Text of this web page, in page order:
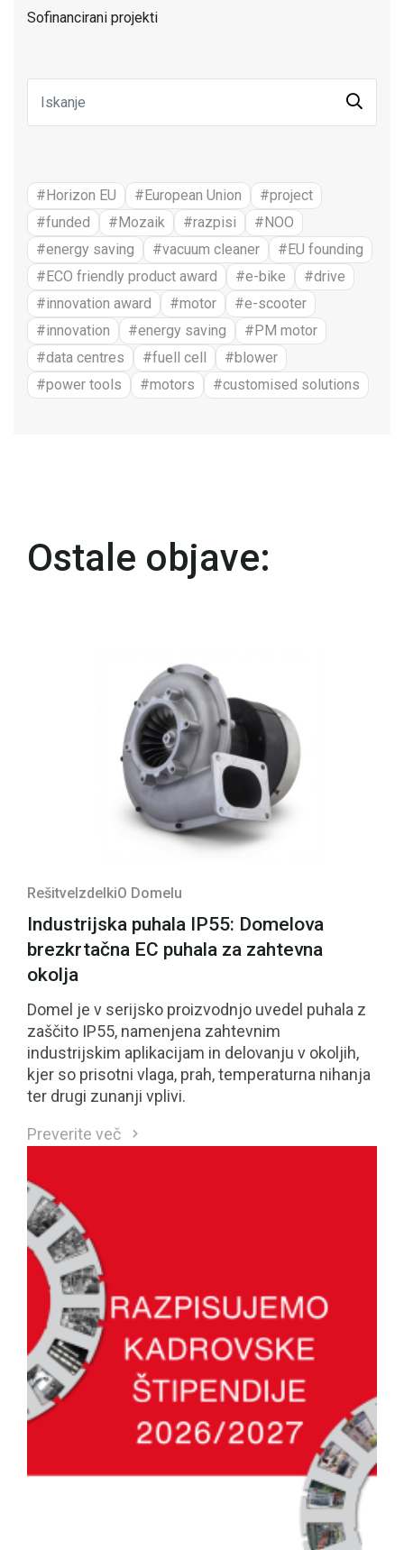
Sofinancirani projekti
#Horizon EU #European Union
#project
#funded
#Mozaik #razpisi
#NOO
#energy saving
#vacuum cleaner
#EU founding
#ECO friendly product award
#e-bike
#drive
#innovation award
#motor
#e-scooter
#innovation
#energy saving
#PM motor
#data centres
#fuell cell
#blower
#power tools
#motors #customised solutions
Ostale objave:
RešitveIzdelkiO Domelu
Industrijska puhala IP55: Domelova
brezkrtačna EC puhala za zahtevna
okolja
Domel je v serijsko proizvodnjo uvedel puhala z
zaščito IP55, namenjena zahtevnim
industrijskim aplikacijam in delovanju v okoljih,
kjer so prisotni vlaga, prah, temperaturna nihanja
ter drugi zunanji vplivi.
Preverite več